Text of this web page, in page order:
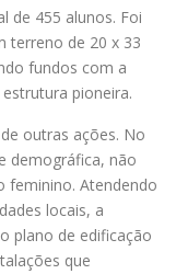
de 455 alunos. Foi
terreno de 20 x 33
fundos com a
pioneira.
outras ações. No
demográfica, não
feminino. Atendendo
locais, a
plano de edificação
que